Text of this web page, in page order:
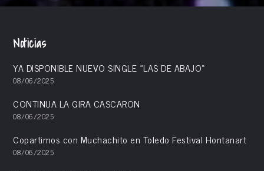
Noticias
YA DISPONIBLE NUEVO SINGLE «LAS DE ABAJO»
08/06/2025
CONTINUA LA GIRA CASCARON
08/06/2025
Copartimos con Muchachito en Toledo Festival Hontanart
08/06/2025